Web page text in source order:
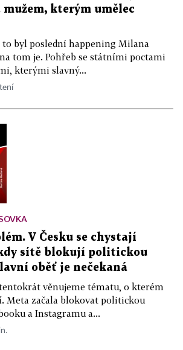
mužem, kterým umělec
byl poslední happening Milana
tom je. Pohřeb se státními poctami
kterými slavný...
V Česku se chystají
sítě blokují politickou
oběť je nečekaná
tentokrát věnujeme tématu, o kterém
Meta začala blokovat politickou
a Instagramu a...